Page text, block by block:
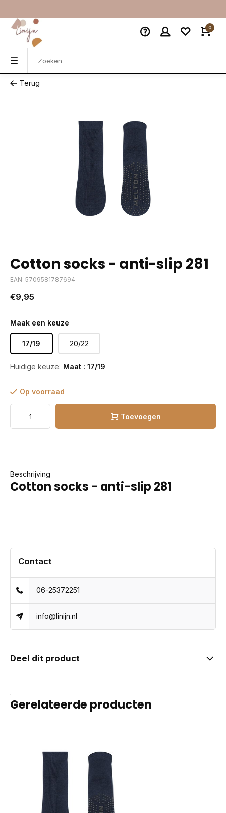
0
Terug
Cotton socks - anti-slip 281
EAN: 5709581787694
€9,95
Maak een keuze
17/19 20/22
Huidige keuze: Maat : 17/19
Op voorraad
Toevoegen
Beschrijving
Cotton socks - anti-slip 281
Contact
06-25372251
info@linijn.nl
Deel dit product
.
Gerelateerde producten